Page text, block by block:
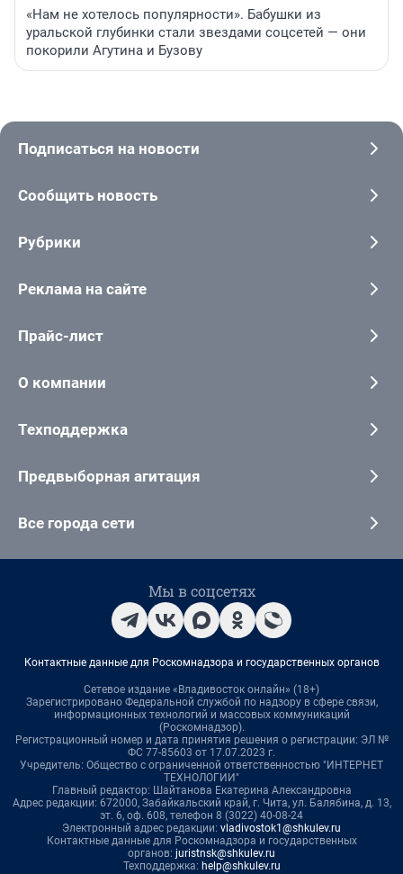
«Нам не хотелось популярности». Бабушки из
уральской глубинки стали звездами соцсетей — они
покорили Агутина и Бузову
Подписаться на новости
Сообщить новость
Рубрики
Реклама на сайте
Прайс-лист
О компании
Техподдержка
Предвыборная агитация
Все города сети
Мы в соцсетях
Контактные данные для Роскомнадзора и государственных органов
Сетевое издание «Владивосток онлайн» (18+)
Зарегистрировано Федеральной службой по надзору в сфере связи,
информационных технологий и массовых коммуникаций
(Роскомнадзор).
Регистрационный номер и дата принятия решения о регистрации: ЭЛ №
ФС 77-85603 от 17.07.2023 г.
Учредитель: Общество с ограниченной ответственностью "ИНТЕРНЕТ
ТЕХНОЛОГИИ"
Главный редактор: Шайтанова Екатерина Александровна
Адрес редакции: 672000, Забайкальский край, г. Чита, ул. Балябина, д. 13,
эт. 6, оф. 608, телефон 8 (3022) 40-08-24
Электронный адрес редакции: vladivostok1@shkulev.ru
Контактные данные для Роскомнадзора и государственных
органов: juristnsk@shkulev.ru
Техподдержка: help@shkulev.ru